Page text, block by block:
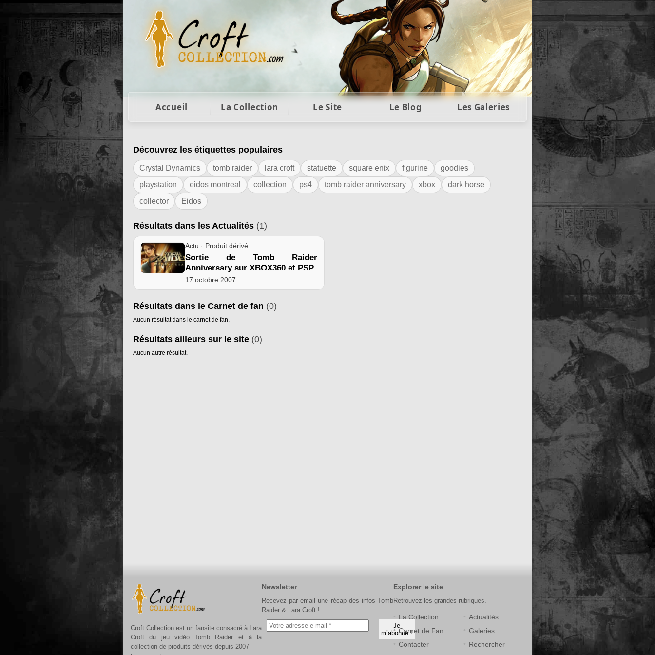
Figurines Lara Croft et collection Tomb Raider : statues, objets et collectors
Accueil La Collection Le Site Le Blog Les Galeries
Résultats de l'étiquette "PSP"
Découvrez les étiquettes populaires
Crystal Dynamics tomb raider lara croft statuette square enix figurine
goodies
playstation
eidos montreal collection ps4 tomb raider anniversary xbox
dark horse
collector
Eidos
Résultats dans les Actualités (1)
Actu · Produit dérivé
Sortie de Tomb Raider
Anniversary sur XBOX360 et PSP
17 octobre 2007
Résultats dans le Carnet de fan (0)
Aucun résultat dans le carnet de fan.
Résultats ailleurs sur le site (0)
Aucun autre résultat.
Croft Collection est un fansite consacré à Lara
Croft du jeu vidéo Tomb Raider et à la
collection de produits dérivés depuis 2007.
Newsletter
Recevez par email une récap des infos Tomb
Raider & Lara Croft !
Explorer le site
Retrouvez les grandes rubriques.
La Collection
Actualités
Carnet de Fan
Galeries
Contacter
Rechercher